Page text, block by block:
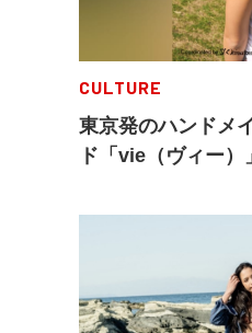
CULTURE
東京発のハンドメ
ド「vie（ヴィー